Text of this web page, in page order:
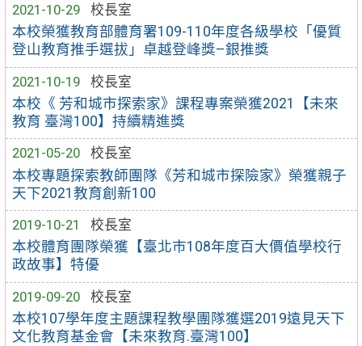
2021-10-29
校長室
本校榮獲教育部體育署109-110年度各級學校「優質
登山教育推手選拔」卓越登峰獎–銀推獎
2021-10-19
校長室
本校《 芳和城市探索家》課程專案榮獲2021【未來
教育 臺灣100】持續精進獎
2021-05-20
校長室
本校專題探索教師團隊《芳和城市探險家》榮獲親子
天下2021教育創新100
2019-10-21
校長室
本校體育團隊榮獲【臺北市108年度百大價值學校行
政故事】特優
2019-09-20
校長室
本校107學年度主題課程教學團隊獲選2019遠見天下
文化教育基金會【未來教育.臺灣100】